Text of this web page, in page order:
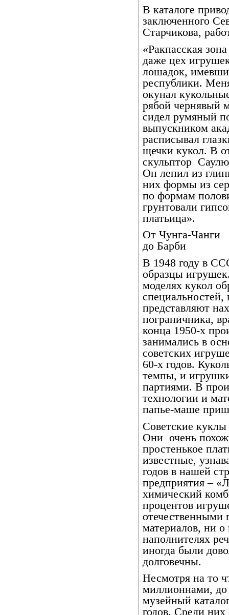
В каталоге
заключенного
Старчикова,
«Ракпасская
даже цех
лошадок,
республики.
окунал
рябой чернявый
сидел румяный
выпускником
расписывал
щечки кукол. В
скульптор
Он лепил из
них формы из
по формам
грунтовали
платьица».
От Чунга-Чанги
до Барби
В 1948 году в
образцы
моделях кукол
представляют
пограничника,
конца 1950-х
занимались в
советских
60-х годов.
темпы, и
партиями. В
технологии и
папье-маше
Советские
Они очень
простенькое
известные,
годов в нашей
предприятия –
химический
процентов
отечественными
материалов, ни о
наполнителях
иногда были
долговечны.
Несмотря на то
миллионнами,
музейный
годов. Среди